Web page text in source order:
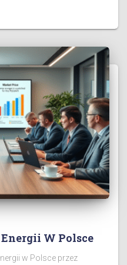
W Polsce
w Polsce przez